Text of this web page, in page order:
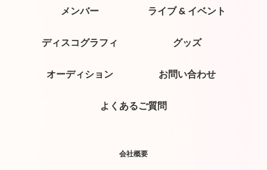
メンバー ライブ & イベント
ディスコグラフィ グッズ
オーディション お問い合わせ
よくあるご質問
会社概要